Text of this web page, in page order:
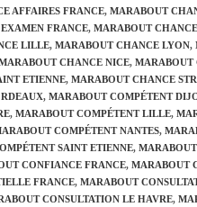
AFFAIRES FRANCE, MARABOUT
FRANCE, MARABOUT
LILLE, MARABOUT CHANCE LYON,
CHANCE NICE, MARABOUT
ETIENNE, MARABOUT CHANCE
, MARABOUT COMPÉTENT
, MARABOUT COMPÉTENT LILLE,
COMPÉTENT NANTES,
SAINT ETIENNE,
CONFIANCE FRANCE, MARABOUT
FRANCE, MARABOUT
CONSULTATION LE HAVRE,